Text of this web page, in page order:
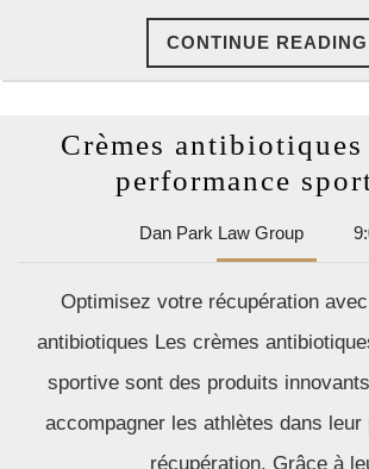
CONTINUE READING
Crèmes
performance
Dan Park Law GroupDan
Park
Group
Optimisez votre récupération
antibiotiques Les crèmes
sportive sont des produits
accompagner les athlètes dans
récupération. Grâce à